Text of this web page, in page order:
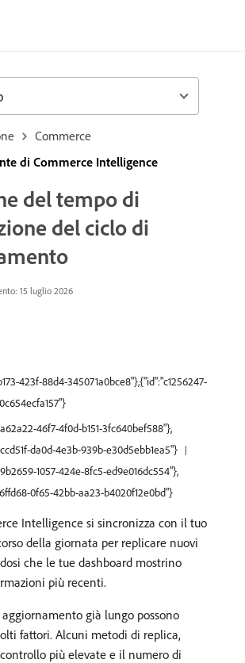
Commerce
di Commerce Intelligence
del tempo di
del ciclo di
15 luglio 2026
423f-88d4-345071a0bce8"},{"id":"c1256247-
46f7-4f0d-b151-3fc640bef588"},
da0d-4e3b-939b-e30d5ebb1ea5"}
1057-424e-8fc5-ed9e016dc554"},
0f65-42bb-aa23-b4020f12e0bd"}
Intelligence si sincronizza con il tuo
della giornata per replicare nuovi
che le tue dashboard mostrino
più recenti.
già lungo possono
fattori. Alcuni metodi di replica,
più elevate e il numero di